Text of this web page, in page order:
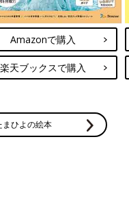
購入（1,000円未満）。
分ほどで完成するそ
らこそ、ママがハンドメ
Amazonで購入
楽天ブックスで購入
まひよの絵本